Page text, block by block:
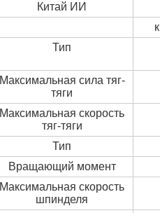
Китай ИИ
Тип
Максимальная сила тяг-
тяги
Максимальная скорость
тяг-тяги
Тип
Вращающий момент
Максимальная скорость
шпинделя